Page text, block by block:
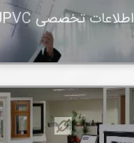
اطلاعات تخصصی UPVC